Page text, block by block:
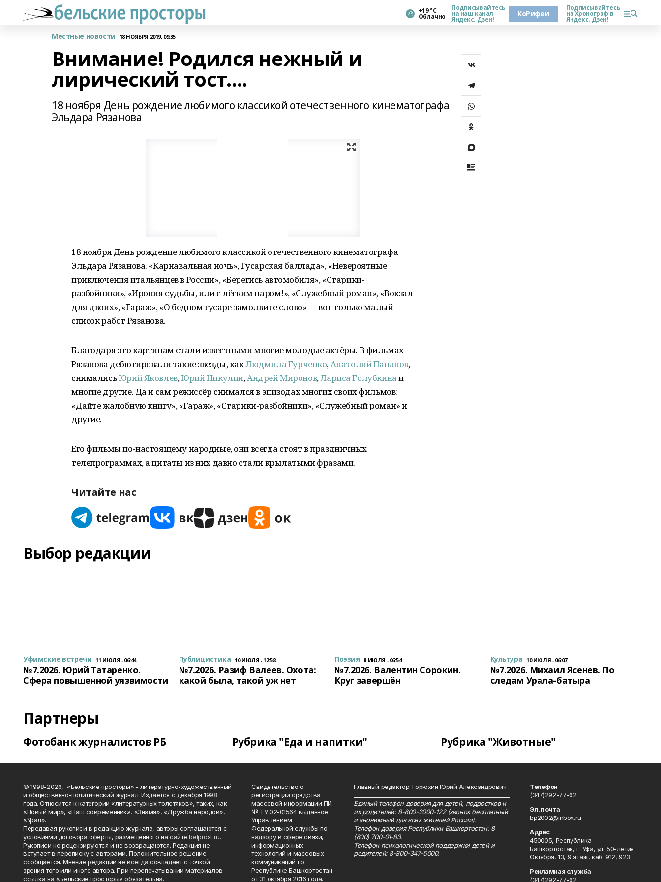
+19 °С
Облачно
Подписывайтесь
на наш канал
Яндекс. Дзен!
КоРифеи
Подписывайтесь
на Хронограф в
Яндекс. Дзен!
Местные новости 18 НОЯБРЯ 2019, 09:35
Внимание! Родился нежный и
лирический тост….
18 ноября День рождение любимого классикой отечественного кинематографа
Эльдара Рязанова
18 ноября День рождение любимого классикой отечественного кинематографа
Эльдара Рязанова. «Карнавальная ночь», Гусарская баллада», «Невероятные
приключения итальянцев в России», «Берегись автомобиля», «Старики-
разбойники», «Ирония судьбы, или с лёгким паром!», «Служебный роман», «Вокзал
для двоих», «Гараж», «О бедном гусаре замолвите слово» — вот только малый
список работ Рязанова.
Благодаря это картинам стали известными многие молодые актёры. В фильмах
Рязанова дебютировали такие звезды, какЛюдмила Гурченко,Анатолий Папанов,
снималисьЮрий Яковлев,Юрий Никулин,Андрей Миронов,Лариса Голубкинаи
многие другие. Да и сам режиссёр снимался в эпизодах многих своих фильмов:
«Дайте жалобную книгу», «Гараж», «Старики-разбойники», «Служебный роман» и
другие.
Его фильмы по-настоящему народные, они всегда стоят в праздничных
телепрограммах, а цитаты из них давно стали крылатыми фразами.
Читайте нас
Выбор редакции
Уфимские встречи 11 ИЮЛЯ , 06:44
№7.2026. Юрий Татаренко.
Сфера повышенной уязвимости
Публицистика 10 ИЮЛЯ , 12:58
№7.2026. Разиф Валеев. Охота:
какой была, такой уж нет
Поэзия 8 ИЮЛЯ , 06:54
№7.2026. Валентин Сорокин.
Круг завершён
Культура 10 ИЮЛЯ , 06:07
№7.2026. Михаил Ясенев. По
следам Урала-батыра
Партнеры
Фотобанк журналистов РБ Рубрика "Еда и напитки" Рубрика "Животные"
© 1998-2026, «Бельские просторы» - литературно-художественный
и общественно-политический журнал. Издается с декабря 1998
года. Относится к категории «литературных толстяков», таких, как
«Новый мир», «Наш современник», «Знамя», «Дружба народов»,
«Урал».
Передавая рукописи в редакцию журнала, авторы соглашаются с
условиями договора оферты, размещенного на сайтеbelprost.ru.
Рукописи не рецензируются и не возвращаются. Редакция не
вступает в переписку с авторами. Положительное решение
сообщается. Мнение редакции не всегда совпадает с точкой
зрения того или иного автора. При перепечатывании материалов
ссылка на «Бельские просторы» обязательна.
Свидетельство о
регистрации средства
массовой информации ПИ
№ ТУ 02-01564 выданное
Управлением
Федеральной службы по
надзору в сфере связи,
информационных
технологий и массовых
коммуникаций по
Республике Башкортостан
от 31 октября 2016 года.
Главный редактор: Горюхин Юрий Александрович
Единый телефон доверия для детей, подростков и
их родителей: 8-800-2000-122 (звонок бесплатный
и анонимный для всех жителей России).
Телефон доверия Республики Башкортостан: 8
(800) 700-01-83.
Телефон психологической поддержки детей и
родителей: 8-800-347-5000.
Телефон
(347)292-77-62
Эл. почта
bp2002@inbox.ru
Адрес
450005, Республика
Башкортостан, г. Уфа, ул. 50-летия
Октября, 13, 9 этаж, каб. 912, 923
Рекламная служба
(347)292-77-62